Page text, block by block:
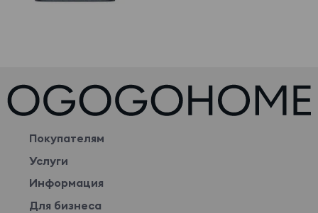
Покупателям
Услуги
Информация
Для бизнеса